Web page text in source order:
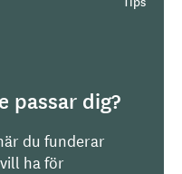
passar dig?
du funderar
ha för